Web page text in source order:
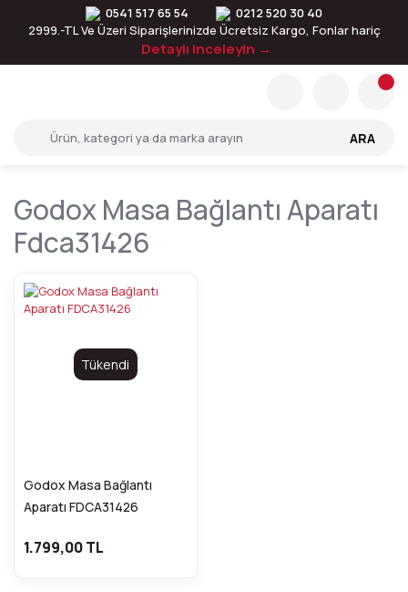
0541 517 65 54
0212 520 30 40
2999.-TL Ve Üzeri Siparişlerinizde Ücretsiz Kargo, Fonlar hariç
Detaylı inceleyin →
ARA
Godox Masa Bağlantı Aparatı
Fdca31426
Tükendi
Godox Masa Bağlantı
Aparatı FDCA31426
1.799,00 TL